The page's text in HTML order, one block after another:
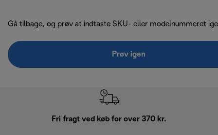
Gå tilbage, og prøv at indtaste SKU- eller modelnummeret
Prøv igen
Fri fragt ved køb for over 370 kr.